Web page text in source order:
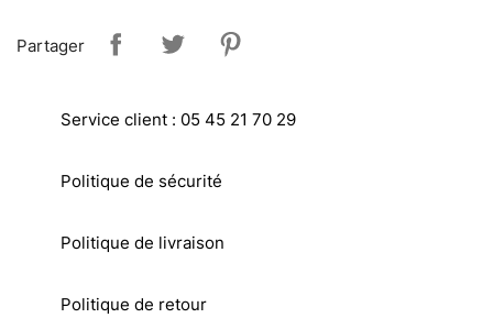
Partager
Service client : 05 45 21 70 29
Politique de sécurité
Politique de livraison
Politique de retour